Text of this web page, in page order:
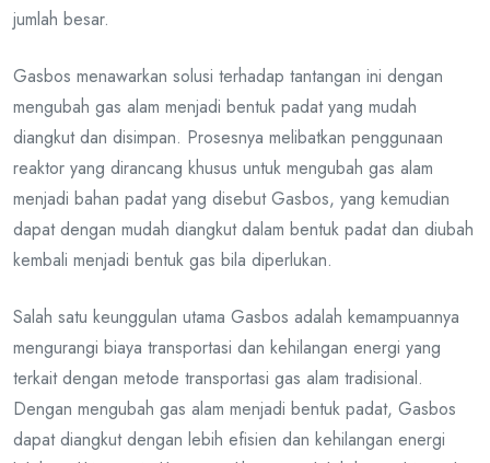
jumlah besar.
Gasbos menawarkan solusi terhadap tantangan ini dengan
mengubah gas alam menjadi bentuk padat yang mudah
diangkut dan disimpan. Prosesnya melibatkan penggunaan
reaktor yang dirancang khusus untuk mengubah gas alam
menjadi bahan padat yang disebut Gasbos, yang kemudian
dapat dengan mudah diangkut dalam bentuk padat dan diubah
kembali menjadi bentuk gas bila diperlukan.
Salah satu keunggulan utama Gasbos adalah kemampuannya
mengurangi biaya transportasi dan kehilangan energi yang
terkait dengan metode transportasi gas alam tradisional.
Dengan mengubah gas alam menjadi bentuk padat, Gasbos
dapat diangkut dengan lebih efisien dan kehilangan energi